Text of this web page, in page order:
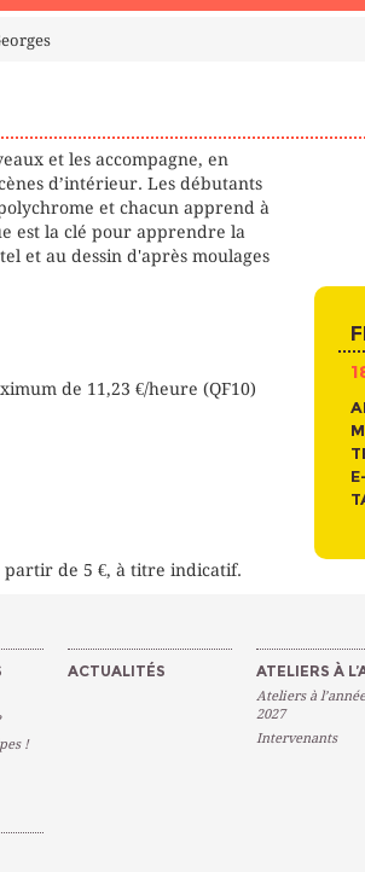
et les accompagne, en
d’intérieur. Les débutants
et chacun apprend à
est la clé pour apprendre la
et au dessin d'après moulages
de 11,23 €/heure (QF10)
partir de 5 €, à titre indicatif.
!
ACTUALITÉS ATELIERS À
Ateliers à
2027
Intervenants